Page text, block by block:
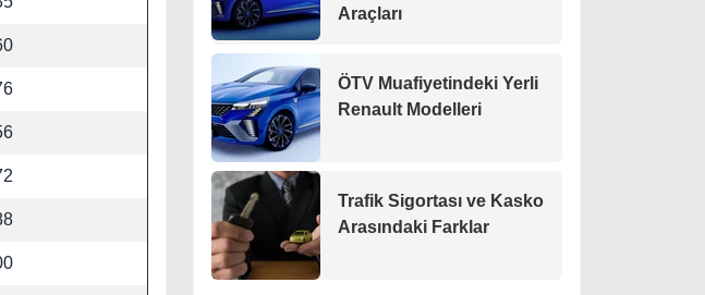
Araçları
ÖTV Muafiyetindeki Yerli
Renault Modelleri
Trafik Sigortası ve Kasko
Arasındaki Farklar